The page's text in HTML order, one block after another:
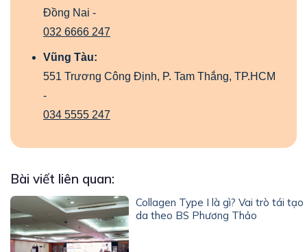
Đồng Nai -
032 6666 247
Vũng Tàu:
551 Trương Công Định, P. Tam Thắng, TP.HCM
-
034 5555 247
Bài viết liên quan:
Collagen Type I là gì? Vai trò tái tạo
da theo BS Phương Thảo